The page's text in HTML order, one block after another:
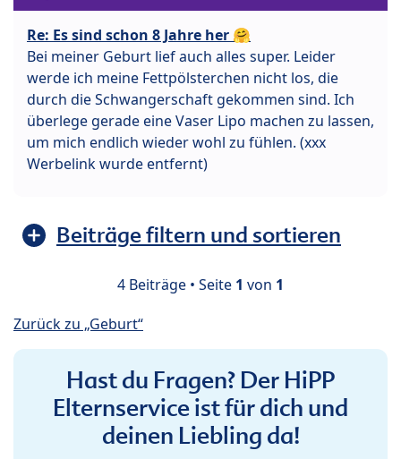
Re: Es sind schon 8 Jahre her 🤗
Bei meiner Geburt lief auch alles super. Leider
werde ich meine Fettpölsterchen nicht los, die
durch die Schwangerschaft gekommen sind. Ich
überlege gerade eine Vaser Lipo machen zu lassen,
um mich endlich wieder wohl zu fühlen. (xxx
Werbelink wurde entfernt)
Beiträge filtern und sortieren
4 Beiträge • Seite 1 von 1
Zurück zu „Geburt“
Hast du Fragen? Der HiPP
Elternservice ist für dich und
deinen Liebling da!